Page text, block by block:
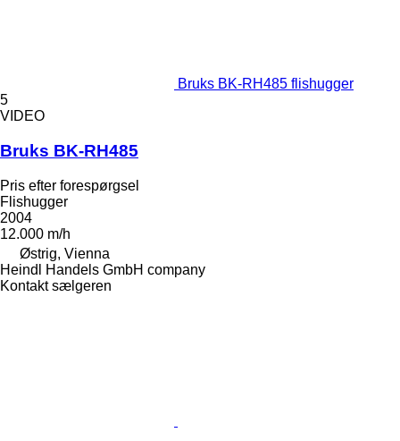
Bruks BK-RH485 flishugger
5
VIDEO
Bruks BK-RH485
Pris efter forespørgsel
Flishugger
2004
12.000 m/h
Østrig, Vienna
Heindl Handels GmbH company
Kontakt sælgeren